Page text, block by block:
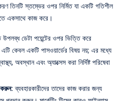
তিনটি স্তম্ভের ওপর নির্মিত যা একটি গতিশীল
একসাথে কাজ করে।
উপলব্ধ ডেটা পয়েন্টের ওপর ভিত্তি করে
কেবল একটি পাসওয়ার্ডের বিষয় নয়; এর মধ্যে
অবস্থান এবং অ্যাক্সেস করা নির্দিষ্ট পরিষেবা
করুন: ব্যবহারকারীদের তাদের কাজ করার জন্য